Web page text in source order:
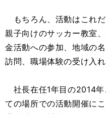
もちろん、活動はこれ
親子向けのサッカー教室
金活動への参加、地域の
訪問、職場体験の受け入
社長在任1年目の2014
ての場所での活動開催に